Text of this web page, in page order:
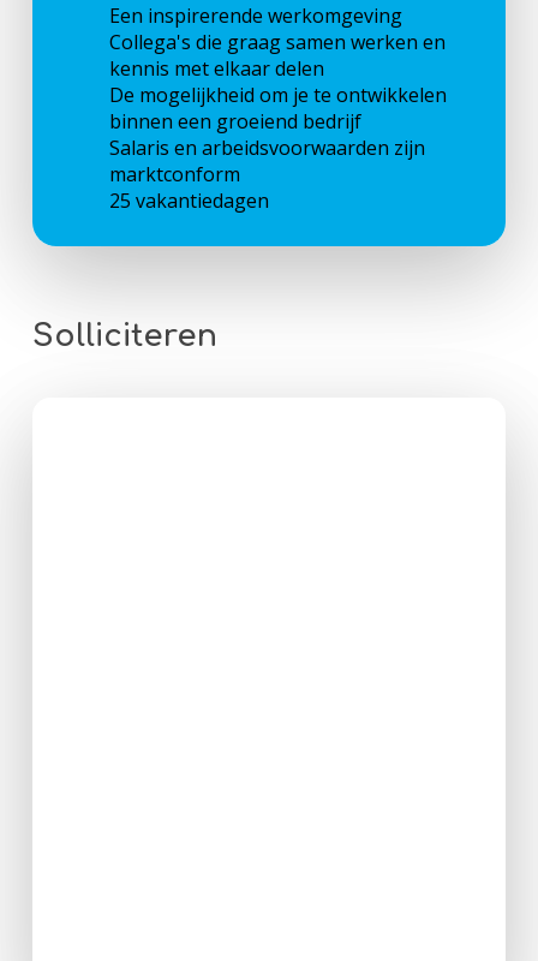
Een inspirerende werkomgeving
Collega's die graag samen werken en
kennis met elkaar delen
De mogelijkheid om je te ontwikkelen
binnen een groeiend bedrijf
Salaris en arbeidsvoorwaarden zijn
marktconform
25 vakantiedagen
Solliciteren